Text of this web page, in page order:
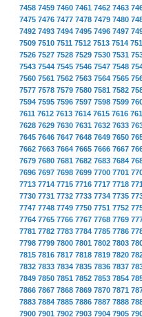
7458 7459 7460 7461 7462 7463
7475 7476 7477 7478 7479 7480
7492 7493 7494 7495 7496 7497
7509 7510 7511 7512 7513 7514
7526 7527 7528 7529 7530 7531
7543 7544 7545 7546 7547 7548
7560 7561 7562 7563 7564 7565
7577 7578 7579 7580 7581 7582
7594 7595 7596 7597 7598 7599
7611 7612 7613 7614 7615 7616
7628 7629 7630 7631 7632 7633
7645 7646 7647 7648 7649 7650
7662 7663 7664 7665 7666 7667
7679 7680 7681 7682 7683 7684
7696 7697 7698 7699 7700 7701
7713 7714 7715 7716 7717 7718
7730 7731 7732 7733 7734 7735
7747 7748 7749 7750 7751 7752
7764 7765 7766 7767 7768 7769
7781 7782 7783 7784 7785 7786
7798 7799 7800 7801 7802 7803
7815 7816 7817 7818 7819 7820
7832 7833 7834 7835 7836 7837
7849 7850 7851 7852 7853 7854
7866 7867 7868 7869 7870 7871
7883 7884 7885 7886 7887 7888
7900 7901 7902 7903 7904 7905